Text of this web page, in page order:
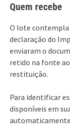
Quem recebe
O lote contempla
declaração do
enviaram o
retido na fonte
restituição.
Para identificar
disponíveis em